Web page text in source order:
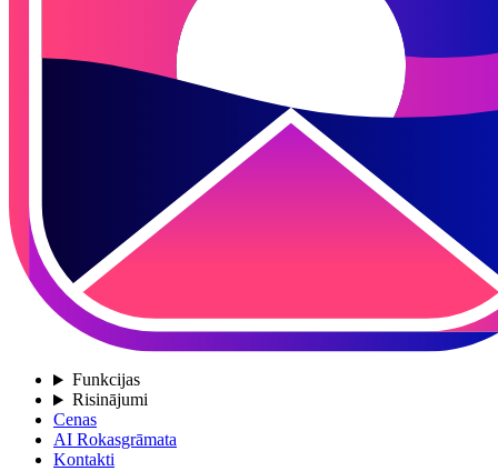
Funkcijas
Risinājumi
Cenas
AI Rokasgrāmata
Kontakti